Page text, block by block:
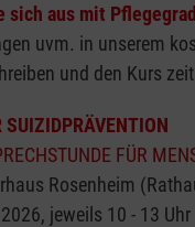
sich aus mit
uvm. in unserem
und den Kurs
SUIZIDPRÄVENTION
FÜR
Rosenheim
jeweils 10 - 13 Uhr